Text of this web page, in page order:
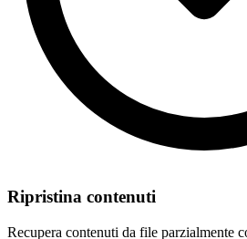
Ripristina contenuti
Recupera contenuti da file parzialmente